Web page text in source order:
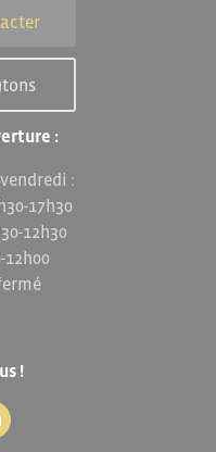
:
:
17h30
12h30
12h00
!